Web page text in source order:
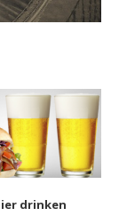
drinken